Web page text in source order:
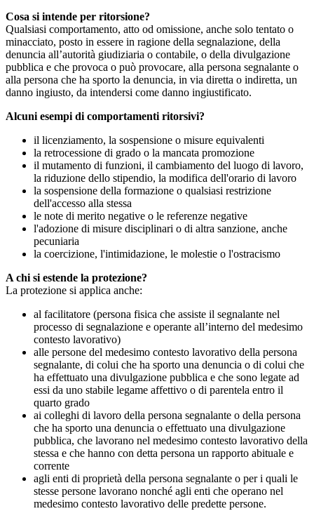
Cosa si intende per ritorsione?
Qualsiasi comportamento, atto od omissione, anche solo tentato o
minacciato, posto in essere in ragione della segnalazione, della
denuncia all’autorità giudiziaria o contabile, o della divulgazione
pubblica e che provoca o può provocare, alla persona segnalante o
alla persona che ha sporto la denuncia, in via diretta o indiretta, un
danno ingiusto, da intendersi come danno ingiustificato.
Alcuni esempi di comportamenti ritorsivi?
il licenziamento, la sospensione o misure equivalenti
la retrocessione di grado o la mancata promozione
il mutamento di funzioni, il cambiamento del luogo di lavoro,
la riduzione dello stipendio, la modifica dell'orario di lavoro
la sospensione della formazione o qualsiasi restrizione
dell'accesso alla stessa
le note di merito negative o le referenze negative
l'adozione di misure disciplinari o di altra sanzione, anche
pecuniaria
la coercizione, l'intimidazione, le molestie o l'ostracismo
A chi si estende la protezione?
La protezione si applica anche:
al facilitatore (persona fisica che assiste il segnalante nel
processo di segnalazione e operante all’interno del medesimo
contesto lavorativo)
alle persone del medesimo contesto lavorativo della persona
segnalante, di colui che ha sporto una denuncia o di colui che
ha effettuato una divulgazione pubblica e che sono legate ad
essi da uno stabile legame affettivo o di parentela entro il
quarto grado
ai colleghi di lavoro della persona segnalante o della persona
che ha sporto una denuncia o effettuato una divulgazione
pubblica, che lavorano nel medesimo contesto lavorativo della
stessa e che hanno con detta persona un rapporto abituale e
corrente
agli enti di proprietà della persona segnalante o per i quali le
stesse persone lavorano nonché agli enti che operano nel
medesimo contesto lavorativo delle predette persone.